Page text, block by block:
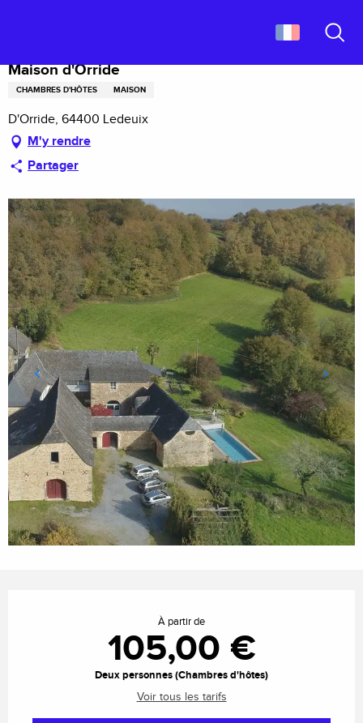
principal
Maison d'Orride
CHAMBRES D'HÔTES MAISON
D'Orride, 64400 Ledeuix
M'y rendre
Partager
À partir de
105,00 €
Deux personnes (Chambres d'hôtes)
Voir tous les tarifs